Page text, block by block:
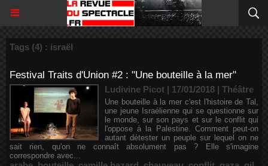
Tags (4) : israël
Festival Traits d'Union #2 : "Une bouteille à la mer"
Ludivine Picot | 17/01/2018 | Théâtre
Une bouteille à la mer c'est l'histoire de Tal,
une jeune Israélienne qui se questionne sur
le monde, sur son pays et sur le conflit qui
l'oppose à la Palestine. Comment peut-on
autant détester un peuple sur lequel on ne
sait rien, qu'on ne connaît absolument pas ? Elle s'imagine
correspondre avec...